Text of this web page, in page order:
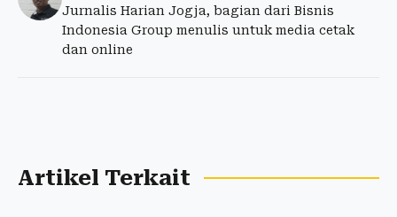
Jurnalis Harian Jogja, bagian dari Bisnis
Indonesia Group menulis untuk media cetak
dan online
Artikel Terkait